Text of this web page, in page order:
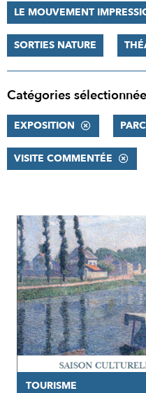
LE MOUVEMENT
SORTIES NATURE
Catégories
EXPOSITION
VISITE COMMENTÉE
RÉSULTATS
TOURISME